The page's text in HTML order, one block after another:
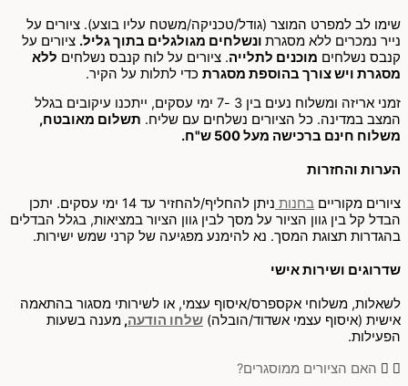
שימו לב למפרט המוצר (גודל/טכניקה/משטח עליו בוצע). ציורים על
נייר נמכרים ללא מסגרת ונשלחים מגולגלים בתוך גליל. ציורים על
קנבס נשלחים מוכנים לתלייה. ציורים על לוח קנבס נשלחים ללא
מסגרת ויש צורך בהוספת מסגרת כדי לתלות על הקיר.
זמני אריזה ומשלוח נעים בין 3 -7 ימי עסקים, ייתכנו עיקובים בגלל
המצב במדינה. כל הציורים נשלחים עם שליח. תשלום מאובטח,
משלוח חינם ברכישה מעל 500 ש"ח.
הערות והחזרות
ציורים מקוריים בחנות
ניתן להחליף/להחזיר עד 14 ימי עסקים. יתכן
הבדל קל בין גוון הציור על מסך לבין גוון הציור במציאות, בגלל הבדלים
בהגדרות תצוגת המסך. נא להימנע מפגיעה של קרני שמש ישירות.
שדרוגים ושירות אישי
לשאלות, משלוחי אקספרס/איסוף עצמי, או לשירותי מסגור בהתאמה
אישית (איסוף עצמי אשדוד/הובלה) שלחו הודעה, מענה בשעות
הפעילות.
האם הציורים ממוסגרים?